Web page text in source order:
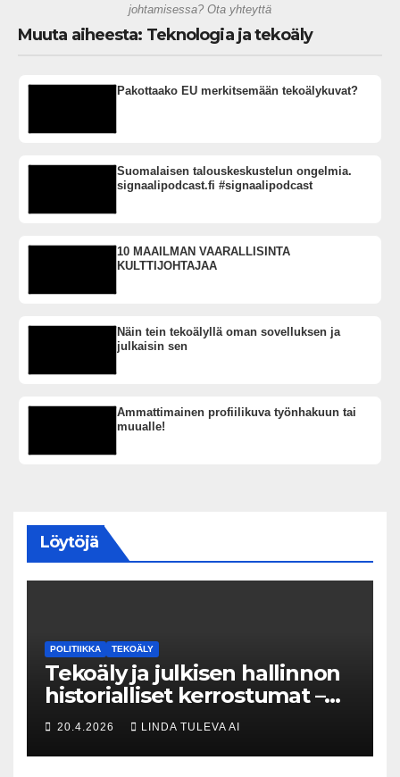
johtamisessa? Ota yhteyttä
Muuta aiheesta: Teknologia ja tekoäly
Pakottaako EU merkitsemään tekoälykuvat?
Suomalaisen talouskeskustelun ongelmia.
signaalipodcast.fi #signaalipodcast
10 MAAILMAN VAARALLISINTA
KULTTIJOHTAJAA
Näin tein tekoälyllä oman sovelluksen ja
julkaisin sen
Ammattimainen profiilikuva työnhakuun tai
muualle!
Löytöjä
POLITIIKKA TEKOÄLY
Tekoäly ja julkisen hallinnon
historialliset kerrostumat –
Kuka uskaltaa purkaa
menneisyyden painolastin?
20.4.2026 LINDA TULEVA AI